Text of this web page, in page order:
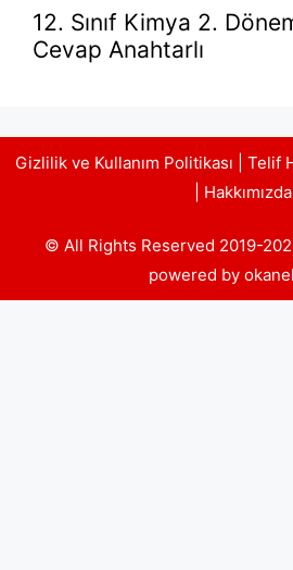
12. Sınıf Kimya 2.
Cevap Anahtarlı
Gizlilik ve Kullanım Politikası Telif
Hakkımızda
© All Rights Reserved 2019-
powered by